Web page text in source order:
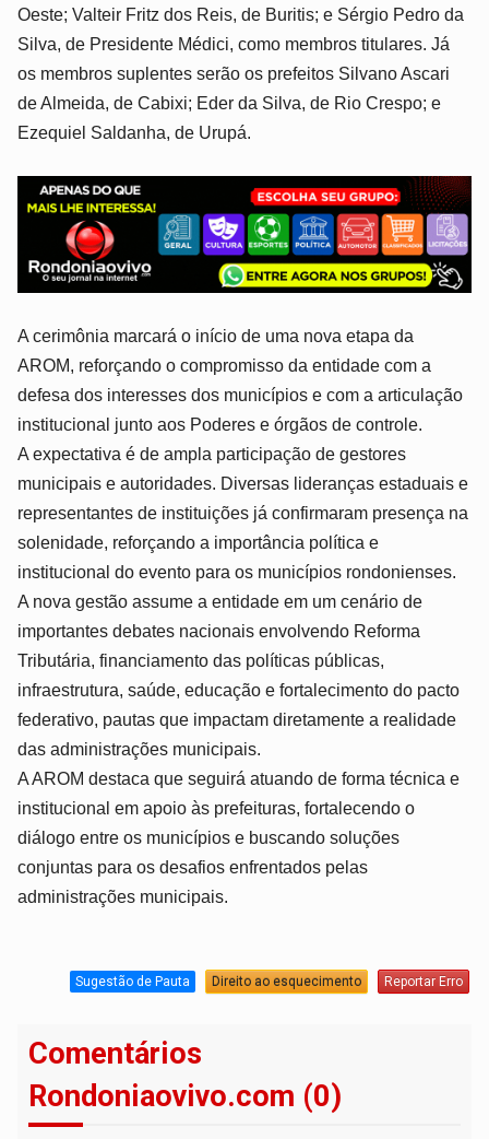
Oeste; Valteir Fritz dos Reis, de Buritis; e Sérgio Pedro da
Silva, de Presidente Médici, como membros titulares. Já
os membros suplentes serão os prefeitos Silvano Ascari
de Almeida, de Cabixi; Eder da Silva, de Rio Crespo; e
Ezequiel Saldanha, de Urupá.
A cerimônia marcará o início de uma nova etapa da
AROM, reforçando o compromisso da entidade com a
defesa dos interesses dos municípios e com a articulação
institucional junto aos Poderes e órgãos de controle.
A expectativa é de ampla participação de gestores
municipais e autoridades. Diversas lideranças estaduais e
representantes de instituições já confirmaram presença na
solenidade, reforçando a importância política e
institucional do evento para os municípios rondonienses.
A nova gestão assume a entidade em um cenário de
importantes debates nacionais envolvendo Reforma
Tributária, financiamento das políticas públicas,
infraestrutura, saúde, educação e fortalecimento do pacto
federativo, pautas que impactam diretamente a realidade
das administrações municipais.
A AROM destaca que seguirá atuando de forma técnica e
institucional em apoio às prefeituras, fortalecendo o
diálogo entre os municípios e buscando soluções
conjuntas para os desafios enfrentados pelas
administrações municipais.
Sugestão de Pauta Direito ao esquecimento Reportar Erro
Comentários
Rondoniaovivo.com (0)